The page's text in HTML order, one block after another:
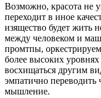
Возможно, красота не
переходит в иное
изящество будет жить
между человеком и
промтпы,
более высоких
восхищаться другим
эмпатично переводить
мышление.